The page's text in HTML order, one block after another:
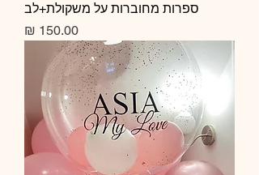
ספרות מחוברות על משקולת+לב
מחיר